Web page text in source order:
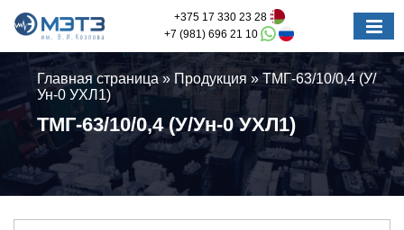
+375 17 330 23 28
+7 (981) 696 21 10
Главная страница» Продукция »ТМГ-63/10/0,4 (У/
Ун-0 УХЛ1)
ТМГ-63/10/0,4 (У/Ун-0 УХЛ1)